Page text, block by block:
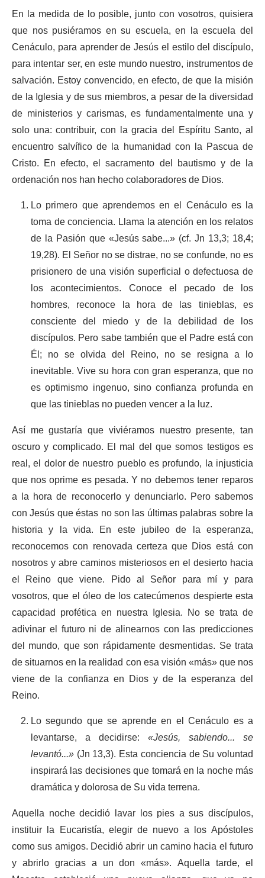
En la medida de lo posible, junto con vosotros, quisiera
que nos pusiéramos en su escuela, en la escuela del
Cenáculo, para aprender de Jesús el estilo del discípulo,
para intentar ser, en este mundo nuestro, instrumentos de
salvación. Estoy convencido, en efecto, de que la misión
de la Iglesia y de sus miembros, a pesar de la diversidad
de ministerios y carismas, es fundamentalmente una y
solo una: contribuir, con la gracia del Espíritu Santo, al
encuentro salvífico de la humanidad con la Pascua de
Cristo. En efecto, el sacramento del bautismo y de la
ordenación nos han hecho colaboradores de Dios.
Lo primero que aprendemos en el Cenáculo es la
toma de conciencia. Llama la atención en los relatos
de la Pasión que «Jesús sabe...» (cf. Jn 13,3; 18,4;
19,28). El Señor no se distrae, no se confunde, no es
prisionero de una visión superficial o defectuosa de
los acontecimientos. Conoce el pecado de los
hombres, reconoce la hora de las tinieblas, es
consciente del miedo y de la debilidad de los
discípulos. Pero sabe también que el Padre está con
Él; no se olvida del Reino, no se resigna a lo
inevitable. Vive su hora con gran esperanza, que no
es optimismo ingenuo, sino confianza profunda en
que las tinieblas no pueden vencer a la luz.
Así me gustaría que viviéramos nuestro presente, tan
oscuro y complicado. El mal del que somos testigos es
real, el dolor de nuestro pueblo es profundo, la injusticia
que nos oprime es pesada. Y no debemos tener reparos
a la hora de reconocerlo y denunciarlo. Pero sabemos
con Jesús que éstas no son las últimas palabras sobre la
historia y la vida. En este jubileo de la esperanza,
reconocemos con renovada certeza que Dios está con
nosotros y abre caminos misteriosos en el desierto hacia
el Reino que viene. Pido al Señor para mí y para
vosotros, que el óleo de los catecúmenos despierte esta
capacidad profética en nuestra Iglesia. No se trata de
adivinar el futuro ni de alinearnos con las predicciones
del mundo, que son rápidamente desmentidas. Se trata
de situarnos en la realidad con esa visión «más» que nos
viene de la confianza en Dios y de la esperanza del
Reino.
Lo segundo que se aprende en el Cenáculo es a
levantarse, a decidirse: «Jesús, sabiendo... se
levantó...»(Jn 13,3). Esta conciencia de Su voluntad
inspirará las decisiones que tomará en la noche más
dramática y dolorosa de Su vida terrena.
Aquella noche decidió lavar los pies a sus discípulos,
instituir la Eucaristía, elegir de nuevo a los Apóstoles
como sus amigos. Decidió abrir un camino hacia el futuro
y abrirlo gracias a un don «más». Aquella tarde, el